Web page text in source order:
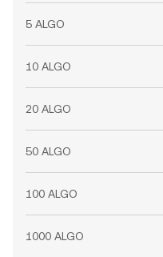
5 ALGO
10 ALGO
20 ALGO
50 ALGO
100 ALGO
1000 ALGO